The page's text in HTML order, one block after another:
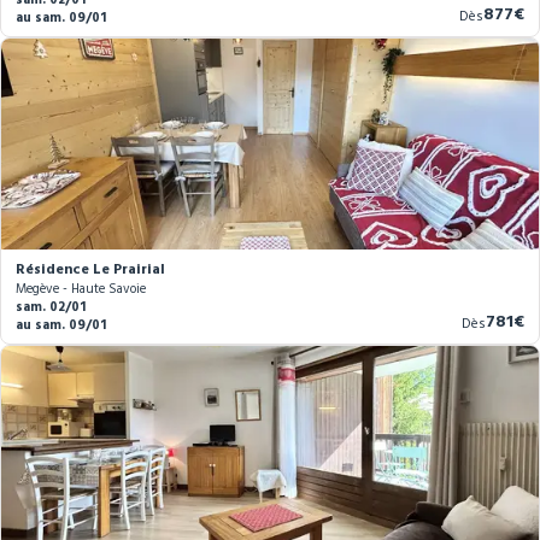
au sam. 09/01
Dès
prix
877€
Résidence Le Prairial
Megève - Haute Savoie
sam. 02/01
au sam. 09/01
Dès
prix
781€